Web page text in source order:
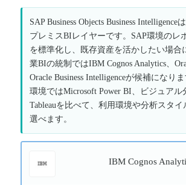
SAP Business Objects Business Intelligence
プレミスBIレイヤーです。SAP環境のレ
を標準化し、既存資産を活かしたい場合
業BIの統制ではIBM Cognos Analytics、
Oracle Business Intelligenceが候補になり
環境ではMicrosoft Power BI、ビジュアル
Tableauを比べて、利用環境や分析スタ
選べます。
IBM Cognos